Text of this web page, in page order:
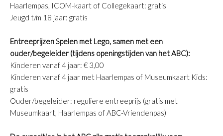
Haarlempas, ICOM-kaart of Collegekaart: gratis
Jeugd t/m 18 jaar: gratis
Entreeprijzen Spelen met Lego, samen met een
ouder/begeleider (tijdens openingstijden van het ABC):
Kinderen vanaf 4 jaar: € 3,00
Kinderen vanaf 4 jaar met Haarlempas of Museumkaart Kids:
gratis
Ouder/begeleider: reguliere entreeprijs (gratis met
Museumkaart, Haarlempas of ABC-Vriendenpas)